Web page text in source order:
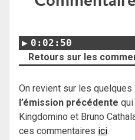
0:02:50
Retours sur les
On revient sur les quelques
l’émission précédente
Kingdomino et Bruno
ces commentaires ici.